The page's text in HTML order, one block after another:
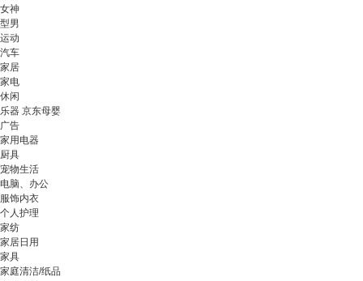
女神
型男
运动
汽车
家居
家电
休闲
乐器 京东母婴
广告
家用电器
厨具
宠物生活
电脑、办公
服饰内衣
个人护理
家纺
家居日用
家具
家庭清洁/纸品